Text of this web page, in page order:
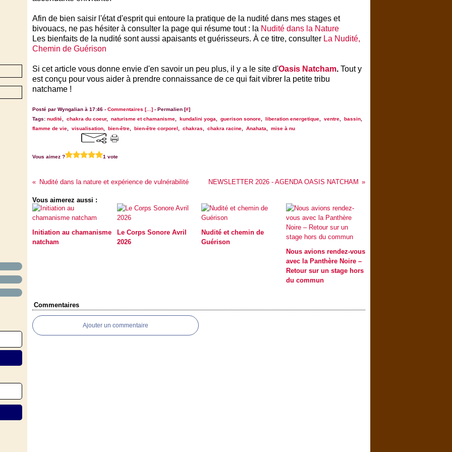
Afin de bien saisir l'état d'esprit qui entoure la pratique de la nudité dans mes stages et
bivouacs, ne pas hésiter à consulter la page qui résume tout : la Nudité dans la Nature
Les bienfaits de la nudité sont aussi apaisants et guérisseurs. À ce titre, consulter La Nudité,
Chemin de Guérison
Si cet article vous donne envie d'en savoir un peu plus, il y a le site d'Oasis Natcham. Tout y
est conçu pour vous aider à prendre connaissance de ce qui fait vibrer la petite tribu
natchame !
Posté par Wyngalian à 17:46 - Commentaires [… ] - Permalien [#]
Tags: nudité chakra du coeur, naturisme et chamanisme kundalini yoga guerison sonore liberation energetique ventre bassin
flamme de vie
visualisation bien-être bien-être corporel chakras chakra racine Anahata mise à nu
Vous aimez ? 1 vote
Nudité dans la nature et expérience de vulnérabilité NEWSLETTER 2026 - AGENDA OASIS NATCHAM
Vous aimerez aussi :
Initiation au chamanisme
natcham
Le Corps Sonore Avril
2026
Nudité et chemin de
Guérison
Nous avions rendez-vous
avec la Panthère Noire –
Retour sur un stage hors
du commun
Commentaires
Ajouter un commentaire